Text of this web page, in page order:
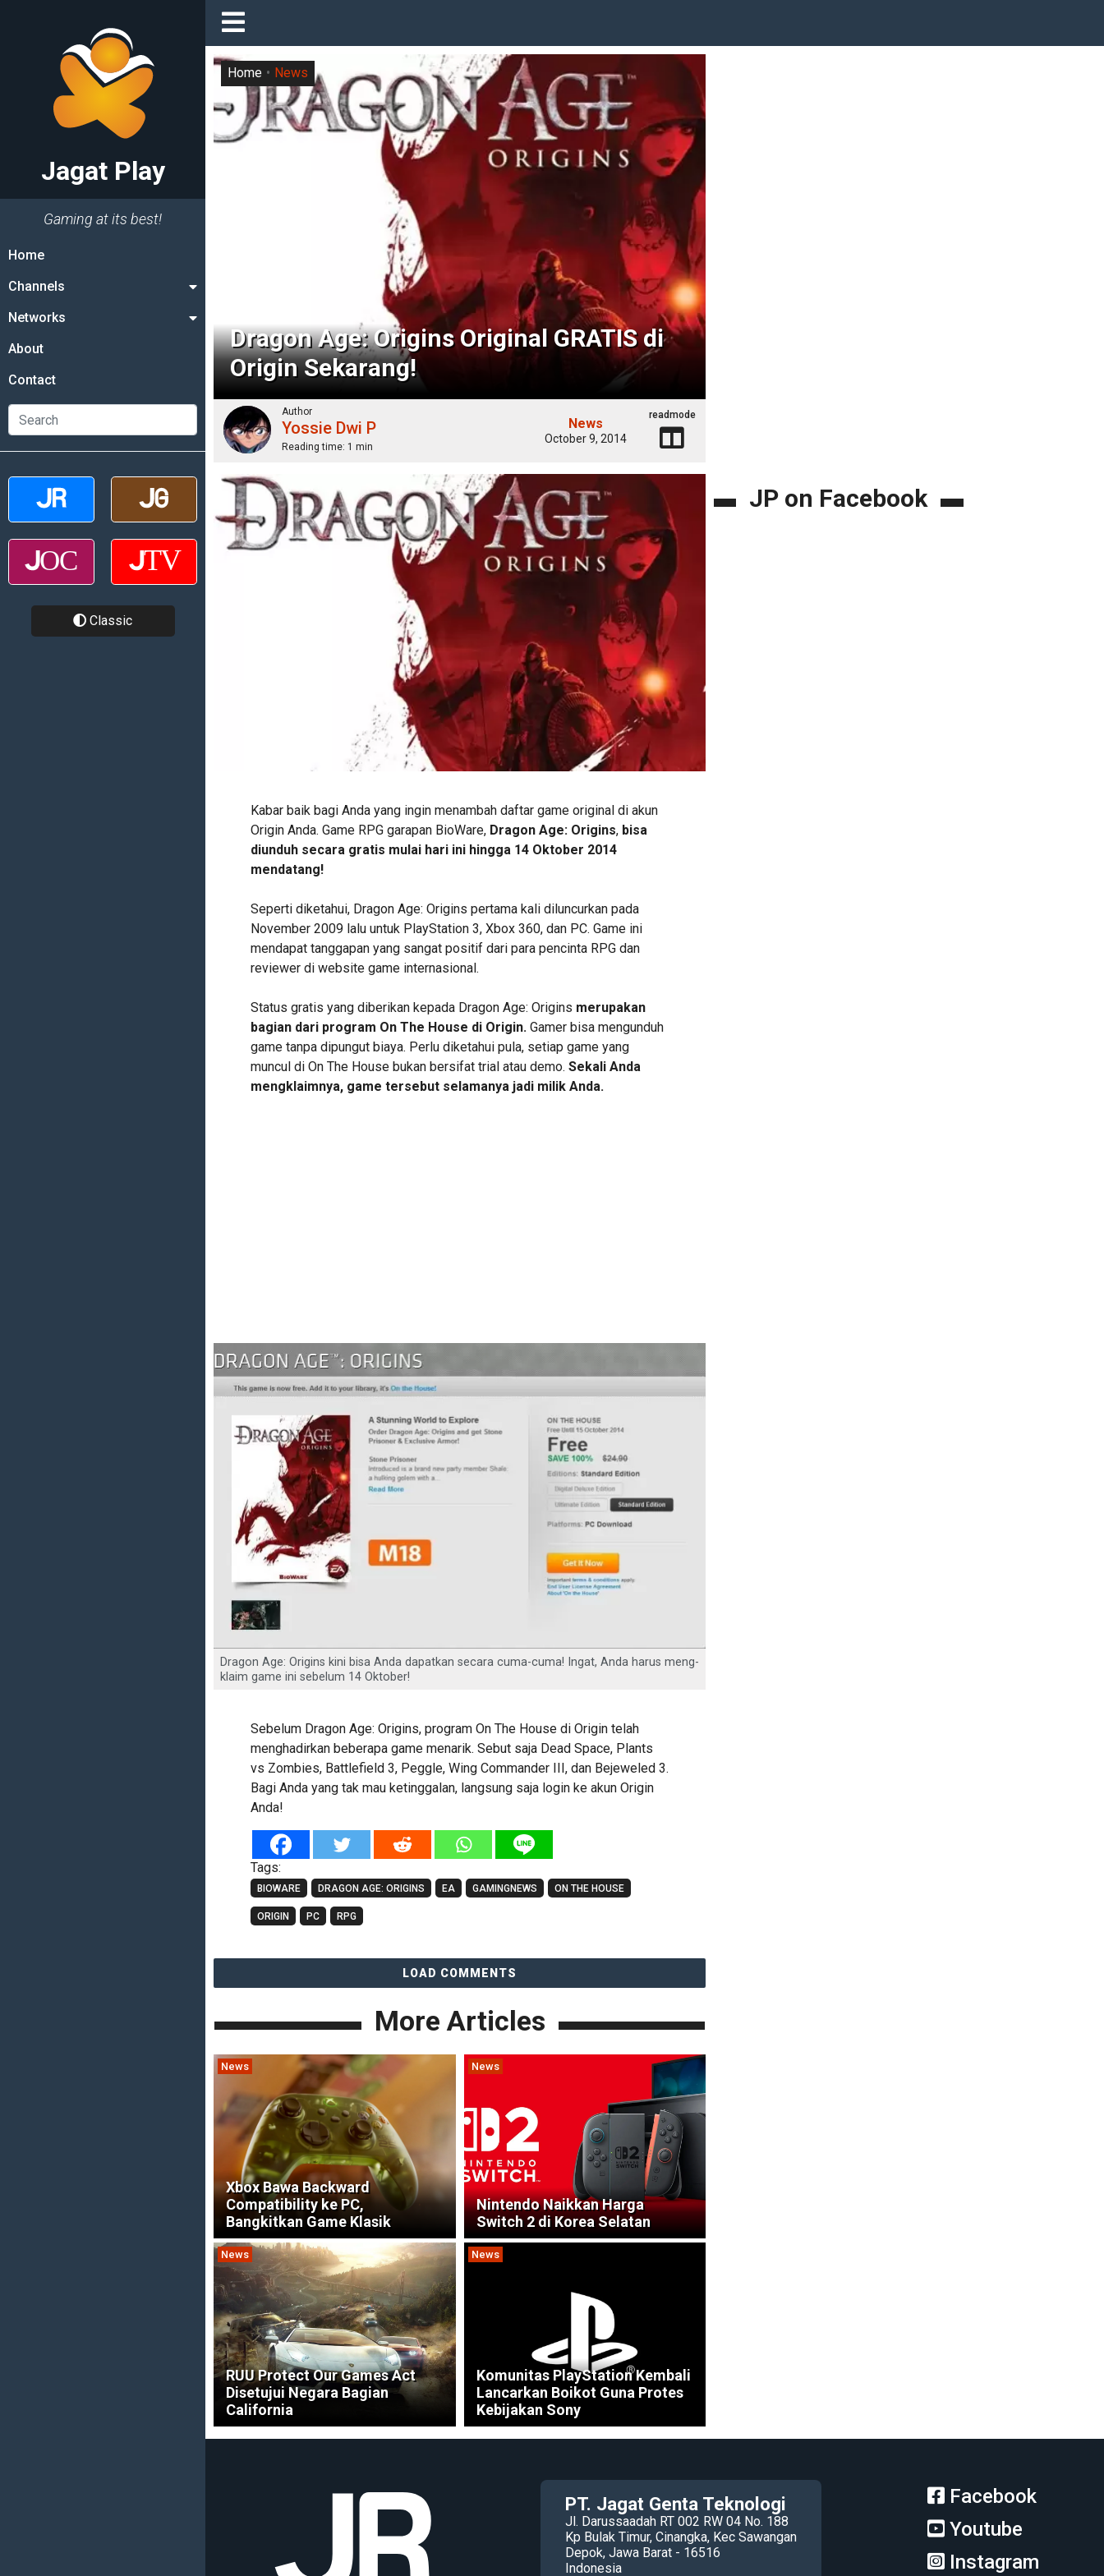
Jagat Play
Gaming at its best!
Home
Channels
Networks
About
Contact
Classic
Dragon Age: Origins Original GRATIS di
Origin Sekarang!
Home News
Author
Yossie Dwi P
Reading time: 1 min
News
October 9, 2014
readmode
Kabar baik bagi Anda yang ingin menambah daftar game original di akun
Origin Anda. Game RPG garapan BioWare, Dragon Age: Origins, bisa
diunduh secara gratis mulai hari ini hingga 14 Oktober 2014
mendatang!
Seperti diketahui, Dragon Age: Origins pertama kali diluncurkan pada
November 2009 lalu untuk PlayStation 3, Xbox 360, dan PC. Game ini
mendapat tanggapan yang sangat positif dari para pencinta RPG dan
reviewer di website game internasional.
Status gratis yang diberikan kepada Dragon Age: Origins merupakan
bagian dari program On The House di Origin. Gamer bisa mengunduh
game tanpa dipungut biaya. Perlu diketahui pula, setiap game yang
muncul di On The House bukan bersifat trial atau demo. Sekali Anda
mengklaimnya, game tersebut selamanya jadi milik Anda.
Dragon Age: Origins kini bisa Anda dapatkan secara cuma-cuma! Ingat, Anda harus meng-
klaim game ini sebelum 14 Oktober!
Sebelum Dragon Age: Origins, program On The House di Origin telah
menghadirkan beberapa game menarik. Sebut saja Dead Space, Plants
vs Zombies, Battlefield 3, Peggle, Wing Commander III, dan Bejeweled 3.
Bagi Anda yang tak mau ketinggalan, langsung saja login ke akun Origin
Anda!
Tags:
BIOWARE DRAGON AGE: ORIGINS EA GAMINGNEWS ON THE HOUSE
ORIGIN PC RPG
LOAD COMMENTS
More Articles
News
Xbox Bawa Backward
Compatibility ke PC,
Bangkitkan Game Klasik
News
Nintendo Naikkan Harga
Switch 2 di Korea Selatan
News
RUU Protect Our Games Act
Disetujui Negara Bagian
California
News
Komunitas PlayStation Kembali
Lancarkan Boikot Guna Protes
Kebijakan Sony
JP on Facebook
PT. Jagat Genta Teknologi
Jl. Darussaadah RT 002 RW 04 No. 188
Kp Bulak Timur, Cinangka, Kec Sawangan
Depok, Jawa Barat - 16516
Indonesia
Facebook
Youtube
Instagram